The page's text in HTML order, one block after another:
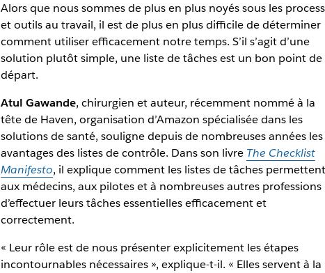
Alors que nous sommes de plus en plus noyés sous les
et outils au travail, il est de plus en plus difficile de déterminer
comment utiliser efficacement notre temps. S’il s’agit d’une
solution plutôt simple, une liste de tâches est un bon point de
départ.
Atul Gawande, chirurgien et auteur, récemment nommé à la
tête de Haven, organisation d’Amazon spécialisée dans les
solutions de santé, souligne depuis de nombreuses années les
avantages des listes de contrôle. Dans son livre The Checklist
Manifesto, il explique comment les listes de tâches permettent
aux médecins, aux pilotes et à nombreuses autres professions
d’effectuer leurs tâches essentielles efficacement et
correctement.
« Leur rôle est de nous présenter explicitement les étapes
incontournables nécessaires », explique-t-il. « Elles servent à la